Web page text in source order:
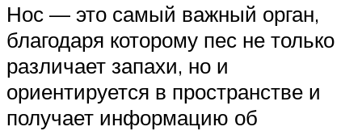
Нос — это самый важный орган,
благодаря которому пес не только
различает запахи, но и
ориентируется в пространстве и
получает информацию об